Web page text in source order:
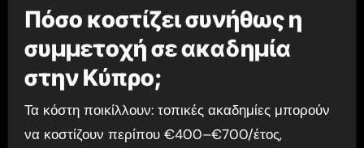
Πόσο κοστίζει συνήθως η
συμμετοχή σε ακαδημία
στην Κύπρο;
Τα κόστη ποικίλλουν: τοπικές ακαδημίες μπορούν
να κοστίζουν περίπου €400–€700/έτος,